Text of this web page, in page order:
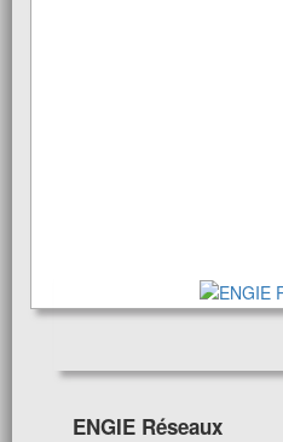
ENGIE Réseaux